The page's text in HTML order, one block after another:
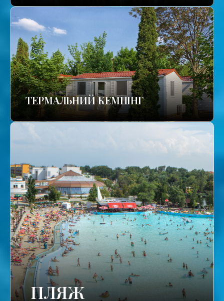
ТЕРМАЛЬНИЙ КЕМПІНГ
ПЛЯЖ